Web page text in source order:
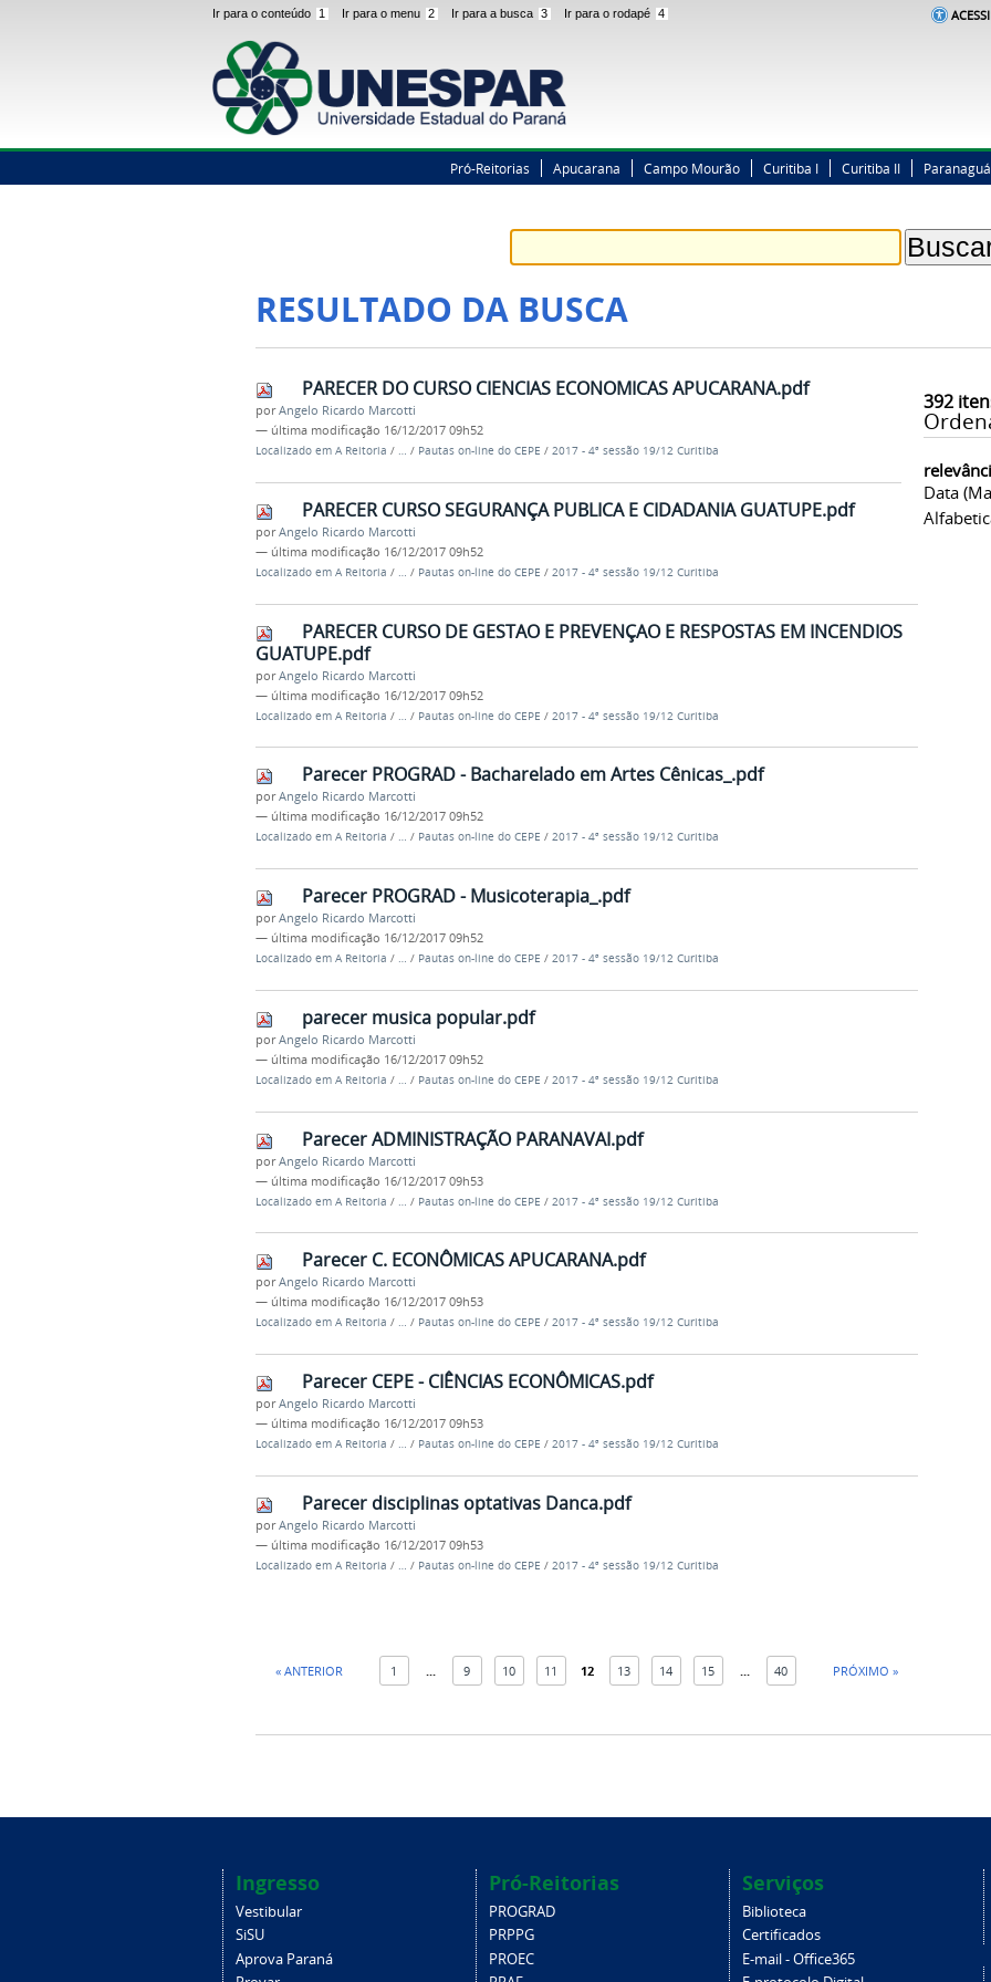
Ir para o conteúdo 1 Ir para o menu 2 Ir para a busca 3 Ir para o rodapé 4
Pró-Reitorias Apucarana Campo Mourão Curitiba I Curitiba II Paranaguá
RESULTADO DA BUSCA
392
Data
PARECER DO CURSO CIENCIAS ECONOMICAS APUCARANA.pdf
porAngelo Ricardo Marcotti
— última modificação 16/12/2017 09h52
Localizado em A Reitoria / … / Pautas on-line do CEPE / 2017 - 4ª sessão 19/12 Curitiba
PARECER CURSO SEGURANÇA PUBLICA E CIDADANIA GUATUPE.pdf
porAngelo Ricardo Marcotti
— última modificação 16/12/2017 09h52
Localizado em A Reitoria / … / Pautas on-line do CEPE / 2017 - 4ª sessão 19/12 Curitiba
PARECER CURSO DE GESTAO E PREVENÇAO E RESPOSTAS EM INCENDIOS
GUATUPE.pdf
porAngelo Ricardo Marcotti
— última modificação 16/12/2017 09h52
Localizado em A Reitoria / … / Pautas on-line do CEPE / 2017 - 4ª sessão 19/12 Curitiba
Parecer PROGRAD - Bacharelado em Artes Cênicas_.pdf
porAngelo Ricardo Marcotti
— última modificação 16/12/2017 09h52
Localizado em A Reitoria / … / Pautas on-line do CEPE / 2017 - 4ª sessão 19/12 Curitiba
Parecer PROGRAD - Musicoterapia_.pdf
porAngelo Ricardo Marcotti
— última modificação 16/12/2017 09h52
Localizado em A Reitoria / … / Pautas on-line do CEPE / 2017 - 4ª sessão 19/12 Curitiba
parecer musica popular.pdf
porAngelo Ricardo Marcotti
— última modificação 16/12/2017 09h52
Localizado em A Reitoria / … / Pautas on-line do CEPE / 2017 - 4ª sessão 19/12 Curitiba
Parecer ADMINISTRAÇÃO PARANAVAI.pdf
porAngelo Ricardo Marcotti
— última modificação 16/12/2017 09h53
Localizado em A Reitoria / … / Pautas on-line do CEPE / 2017 - 4ª sessão 19/12 Curitiba
Parecer C. ECONÔMICAS APUCARANA.pdf
porAngelo Ricardo Marcotti
— última modificação 16/12/2017 09h53
Localizado em A Reitoria / … / Pautas on-line do CEPE / 2017 - 4ª sessão 19/12 Curitiba
Parecer CEPE - CIÊNCIAS ECONÔMICAS.pdf
porAngelo Ricardo Marcotti
— última modificação 16/12/2017 09h53
Localizado em A Reitoria / … / Pautas on-line do CEPE / 2017 - 4ª sessão 19/12 Curitiba
Parecer disciplinas optativas Danca.pdf
porAngelo Ricardo Marcotti
— última modificação 16/12/2017 09h53
Localizado em A Reitoria / … / Pautas on-line do CEPE / 2017 - 4ª sessão 19/12 Curitiba
« ANTERIOR 1 9 10 11 12 13 14 15 40 PRÓXIMO »
Ingresso
Vestibular
SiSU
Aprova Paraná
Pró-Reitorias
PROGRAD
PRPPG
PROEC
Serviços
Biblioteca
Certificados
E-mail - Office365